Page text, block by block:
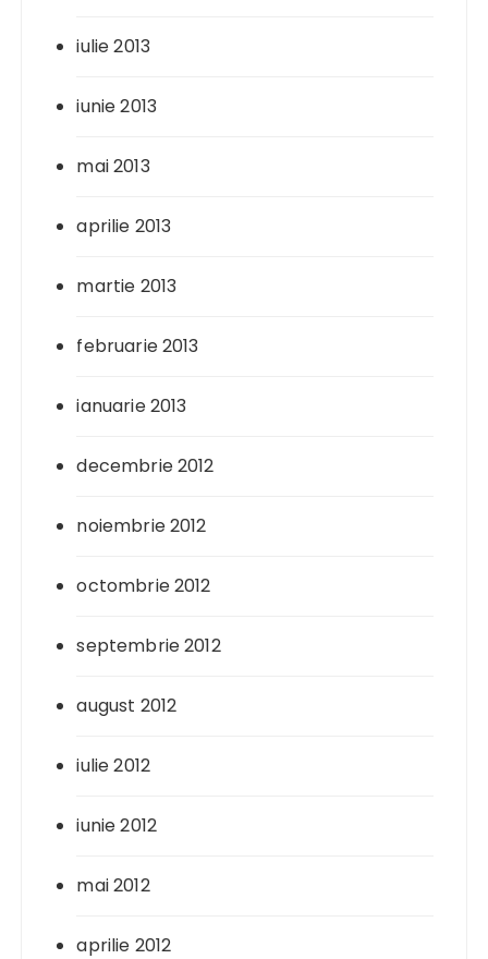
iulie 2013
iunie 2013
mai 2013
aprilie 2013
martie 2013
februarie 2013
ianuarie 2013
decembrie 2012
noiembrie 2012
octombrie 2012
septembrie 2012
august 2012
iulie 2012
iunie 2012
mai 2012
aprilie 2012